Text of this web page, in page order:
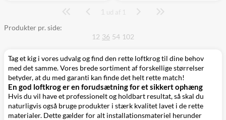
Side
1 ud af 1
Produkter pr. side:
12 36 54 102
Tag et kig i vores udvalg og find den rette loftkrog til dine behov
med det samme. Vores brede sortiment af forskellige størrelser
betyder, at du med garanti kan finde det helt rette match!
En god loftkrog er en forudsætning for et sikkert ophæng
Hvis du vil have et professionelt og holdbart resultat, så skal du
naturligvis også bruge produkter i stærk kvalitet lavet i de rette
materialer. Dette gælder for alt installationsmateriel herunder